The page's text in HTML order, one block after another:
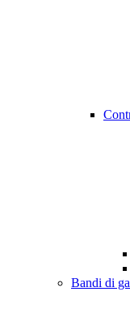
Bandi di